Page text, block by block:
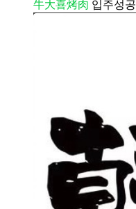
牛大喜烤肉 입주성공